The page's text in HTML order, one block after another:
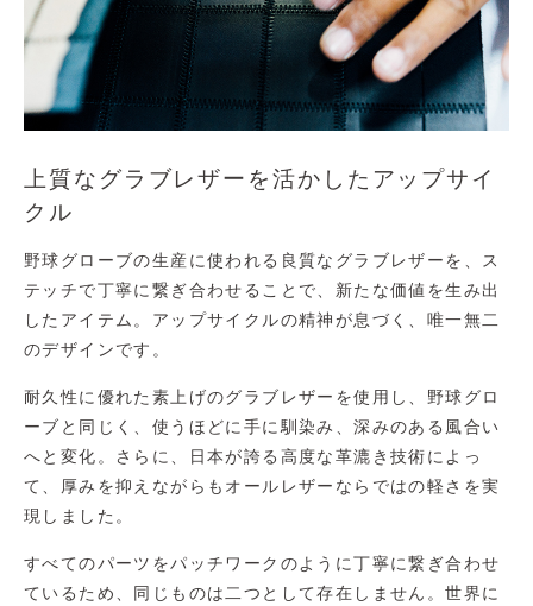
上質なグラブレザーを活かしたアップサイ
クル
野球グローブの生産に使われる良質なグラブレザーを、ス
テッチで丁寧に繋ぎ合わせることで、新たな価値を生み出
したアイテム。アップサイクルの精神が息づく、唯一無二
のデザインです。
耐久性に優れた素上げのグラブレザーを使用し、野球グロ
ーブと同じく、使うほどに手に馴染み、深みのある風合い
へと変化。さらに、日本が誇る高度な革漉き技術によっ
て、厚みを抑えながらもオールレザーならではの軽さを実
現しました。
すべてのパーツをパッチワークのように丁寧に繋ぎ合わせ
ているため、同じものは二つとして存在しません。世界に